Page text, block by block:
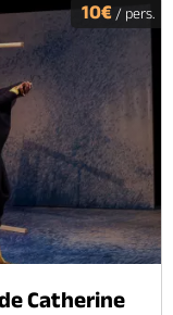
10€ / pers.
Catherine